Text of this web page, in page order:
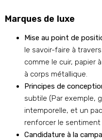
Marques de luxe
Mise au point de
le savoir-faire à
comme le cuir, papier
à corps métallique.
Principes de
subtile (Par exemple,
intemporelle, et un
renforcer le sentiment
Candidature à la